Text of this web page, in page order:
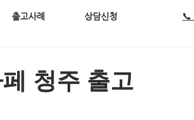
출고사례 상담신청 📞
청주 출고